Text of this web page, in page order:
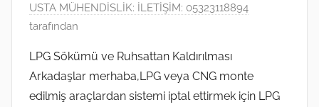
1
8
a
s
ı
USTA MÜHENDİSLİK: İLETİŞİM: 05323118894
tarafından
LPG Sökümü ve Ruhsattan Kaldırılması
Arkadaşlar merhaba,LPG veya CNG monte
edilmiş araçlardan sistemi iptal ettirmek için LPG